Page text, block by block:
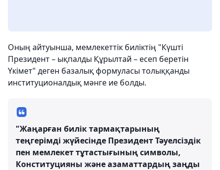
Оның айтуынша, мемлекеттік биліктің "Күшті
Президент – ықпалды Құрылтай – есеп беретін
Үкімет" деген базалық формуласы толыққанды
институционалдық мәнге ие болды.
"Жаңарған билік тармақтарының
теңгерімді жүйесінде Президент Тәуелсіздік
пен мемлекет тұтастығының символы,
Конституцияны және азаматтардың заңды